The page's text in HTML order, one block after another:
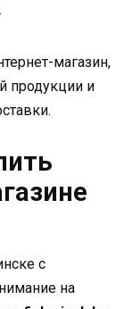
магазин,
продукции и
с
на